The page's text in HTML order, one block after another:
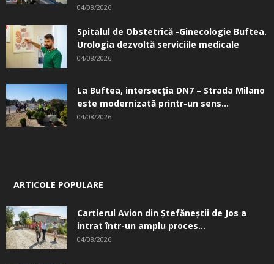
04/08/2026
Spitalul de Obstetrică -Ginecologie Buftea.
Urologia dezvoltă serviciile medicale
04/08/2026
La Buftea, intersecţia DN7 – Strada Milano
este modernizată printr-un sens...
04/08/2026
ARTICOLE POPULARE
Cartierul Avion din Ştefăneştii de Jos a
intrat într-un amplu proces...
04/08/2026